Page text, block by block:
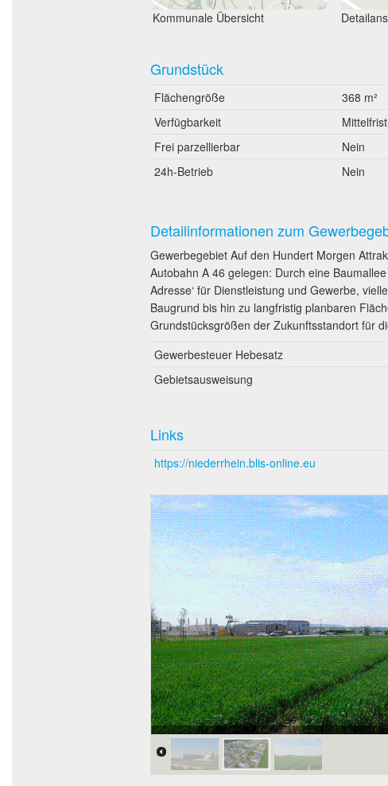
Kommunale Übersicht
Grundstück
Flächengröße
368 m²
Verfügbarkeit
Frei parzellierbar
Nein
24h-Betrieb
Nein
Detailinformationen zum
Gewerbegebiet Auf den Hundert Morgen
Autobahn A 46 gelegen: Durch eine
Adresse‘ für Dienstleistung und Gewerbe,
Baugrund bis hin zu langfristig planbaren
Grundstücksgrößen der Zukunftsstandort für
Gewerbesteuer Hebesatz
Gebietsausweisung
Links
https://niederrhein.blis-online.eu
Luftbild Kapellen.jpg